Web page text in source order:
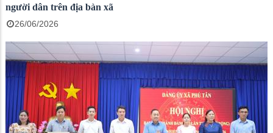
người dân trên địa bàn xã
26/06/2026